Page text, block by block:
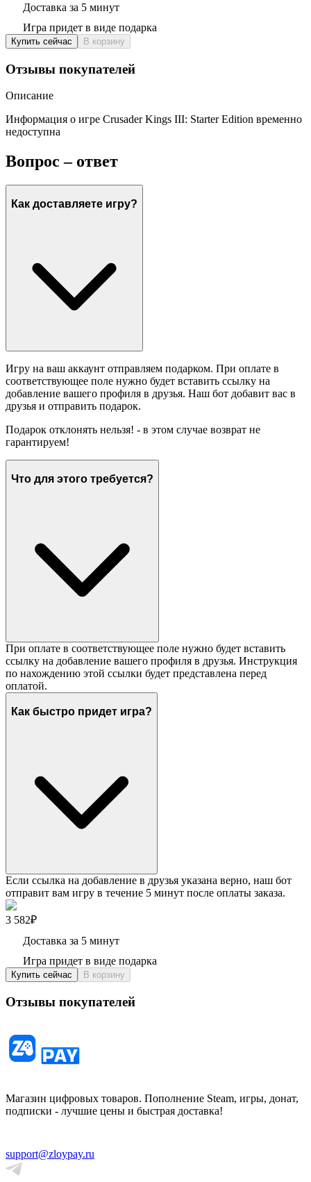
Доставка за 5 минут
Игра придет в виде подарка
Купить сейчас В корзину
Отзывы покупателей
Описание
Информация о игре Crusader Kings III: Starter Edition временно
недоступна
Вопрос – ответ
Как доставляете игру?
Игру на ваш аккаунт отправляем подарком. При оплате в
соответствующее поле нужно будет вставить ссылку на
добавление вашего профиля в друзья. Наш бот добавит вас в
друзья и отправить подарок.
Подарок отклонять нельзя! - в этом случае возврат не
гарантируем!
Что для этого требуется?
При оплате в соответствующее поле нужно будет вставить
ссылку на добавление вашего профиля в друзья. Инструкция
по нахождению этой ссылки будет представлена перед
оплатой.
Как быстро придет игра?
Если ссылка на добавление в друзья указана верно, наш бот
отправит вам игру в течение 5 минут после оплаты заказа.
3 582₽
Доставка за 5 минут
Игра придет в виде подарка
Купить сейчас В корзину
Отзывы покупателей
Магазин цифровых товаров. Пополнение Steam, игры, донат,
подписки - лучшие цены и быстрая доставка!
support@zloypay.ru